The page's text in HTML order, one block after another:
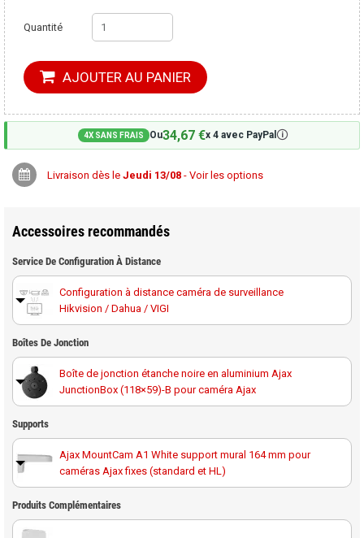
Quantité
AJOUTER AU PANIER
4X SANS FRAIS Ou34,67 €x 4 avec PayPal 🛈
Livraison dès le Jeudi 13/08 - Voir les options
Accessoires recommandés
Service De Configuration À Distance
Configuration à distance caméra de surveillance
Hikvision / Dahua / VIGI
Boîtes De Jonction
Boîte de jonction étanche noire en aluminium Ajax
JunctionBox (118×59)-B pour caméra Ajax
Supports
Ajax MountCam A1 White support mural 164 mm pour
caméras Ajax fixes (standard et HL)
Ajax MountCam A2 White support mural universel 174
mm pour caméras Ajax fixes et varifocales
Produits Complémentaires